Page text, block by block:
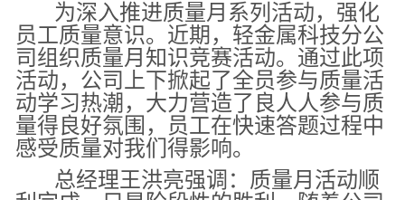
为深入推进质量月系列活动，强化
员工质量意识。近期，轻金属科技分公
司组织质量月知识竞赛活动。通过此项
活动，公司上下掀起了全员参与质量活
动学习热潮，大力营造了良人人参与质
量得良好氛围，员工在快速答题过程中
感受质量对我们得影响。
总经理王洪亮强调：质量月活动顺